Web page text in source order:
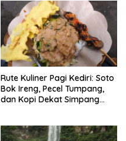
Rute Kuliner Pagi Kediri: Soto
Bok Ireng, Pecel Tumpang,
dan Kopi Dekat Simpang